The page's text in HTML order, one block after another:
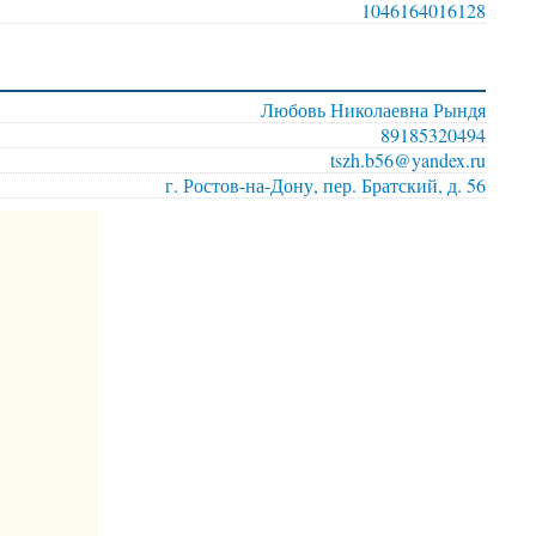
1046164016128
Любовь Николаевна Рындя
89185320494
tszh.b56@yandex.ru
г. Ростов-на-Дону, пер. Братский, д. 56